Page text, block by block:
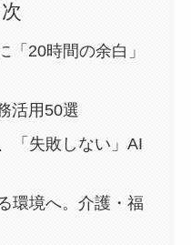
「20時間の余白」
活用50選
「失敗しない」AI
環境へ。介護・福